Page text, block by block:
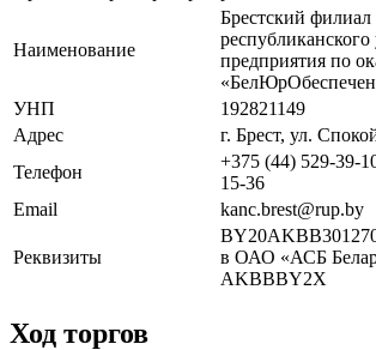
Наименование
Брестский филиал
предприятия по
УНП
192821149
Адрес
г. Брест, ул.
Телефон
+375 (44) 529-39-
15-36
Email
kanc.brest@rup.by
Реквизиты
в ОАО «АСБ
AKBBBY2X
Ход торгов